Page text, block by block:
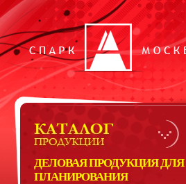
ДЕЛОВАЯ ПРОДУКЦИЯ ДЛЯ
ПЛАНИРОВАНИЯ